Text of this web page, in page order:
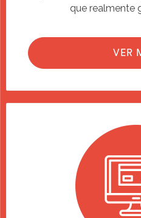
que realmente
VER